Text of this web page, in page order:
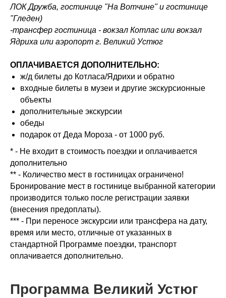
ЛОК Дружба, гостинице "На Вотчине" и гостинице
"Гледен)
-трансфер гостиница - вокзал Котлас или вокзал
Ядриха или аэропорт г. Великий Устюг
ОПЛАЧИВАЕТСЯ ДОПОЛНИТЕЛЬНО:
ж/д билеты до Котласа/Ядрихи и обратно
входные билеты в музеи и другие экскурсионные
объекты
дополнительные экскурсии
обеды
подарок от Деда Мороза - от 1000 руб.
* - Не входит в стоимость поездки и оплачивается
дополнительно
** - Количество мест в гостиницах ограничено!
Бронирование мест в гостинице выбранной категории
производится только после регистрации заявки
(внесения предоплаты).
*** - При переносе экскурсии или трансфера на дату,
время или место, отличные от указанных в
стандартной Программе поездки, транспорт
оплачивается дополнительно.
Программа Великий Устюг